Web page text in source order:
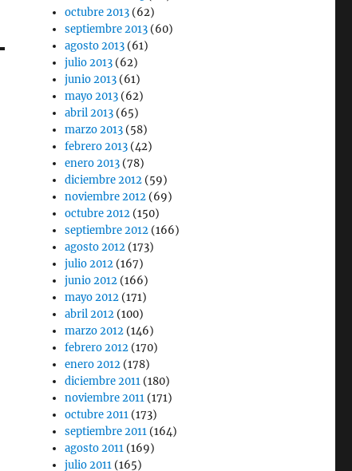
octubre 2013 (62)
septiembre 2013 (60)
agosto 2013 (61)
julio 2013 (62)
junio 2013 (61)
mayo 2013 (62)
abril 2013 (65)
marzo 2013 (58)
febrero 2013 (42)
enero 2013 (78)
diciembre 2012 (59)
noviembre 2012 (69)
octubre 2012 (150)
septiembre 2012 (166)
agosto 2012 (173)
julio 2012 (167)
junio 2012 (166)
mayo 2012 (171)
abril 2012 (100)
marzo 2012 (146)
febrero 2012 (170)
enero 2012 (178)
diciembre 2011 (180)
noviembre 2011 (171)
octubre 2011 (173)
septiembre 2011 (164)
agosto 2011 (169)
julio 2011 (165)